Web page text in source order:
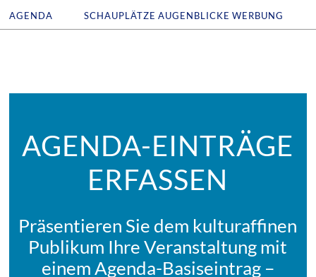
AGENDA SCHAUPLÄTZE AUGENBLICKE WERBUNG
AGENDA-EINTRÄGE
ERFASSEN
Präsentieren Sie dem kulturaffinen
Publikum Ihre Veranstaltung mit
einem Agenda-Basiseintrag –